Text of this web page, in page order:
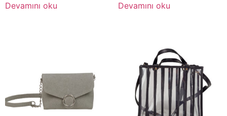
Devamını oku Devamını oku